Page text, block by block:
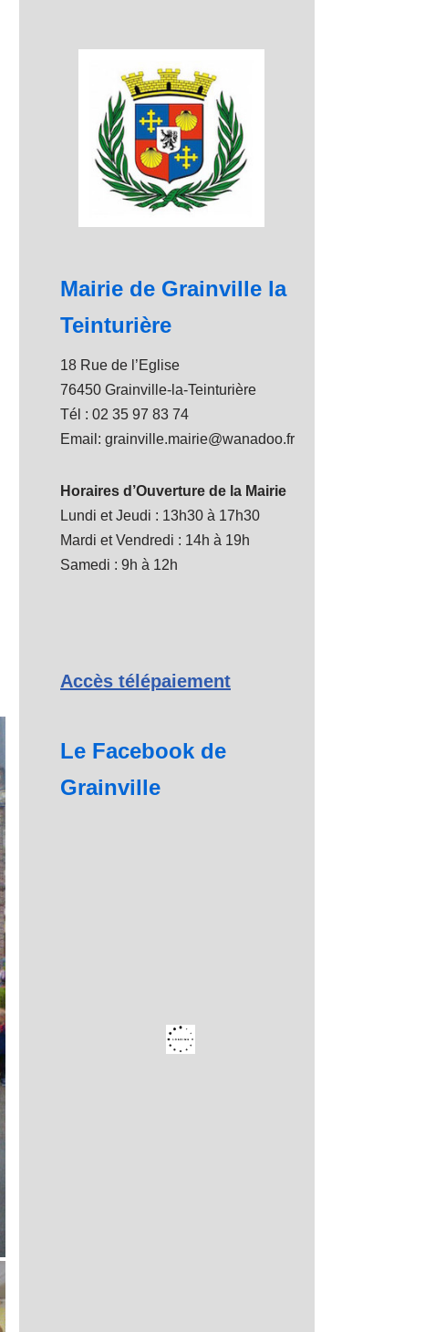
Mairie de Grainville la
Teinturière
18 Rue de l’Eglise
76450 Grainville-la-Teinturière
Tél : 02 35 97 83 74
Email: grainville.mairie@wanadoo.fr
Horaires d’Ouverture de la Mairie
Lundi et Jeudi : 13h30 à 17h30
Mardi et Vendredi : 14h à 19h
Samedi : 9h à 12h
Accès télépaiement
Le Facebook de
Grainville